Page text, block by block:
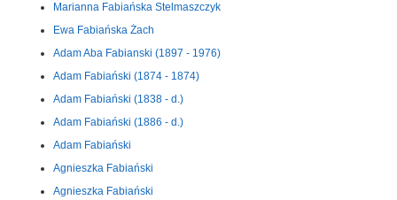
Marianna Fabiańska Stelmaszczyk
Ewa Fabiańska Żach
Adam Aba Fabianski (1897 - 1976)
Adam Fabiański (1874 - 1874)
Adam Fabiański (1838 - d.)
Adam Fabiański (1886 - d.)
Adam Fabiański
Agnieszka Fabiański
Agnieszka Fabiański